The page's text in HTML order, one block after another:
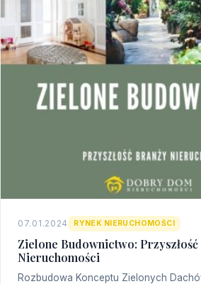
07.01.2024 RYNEK NIERUCHOMOŚCI
Zielone Budownictwo:
Nieruchomości
Rozbudowa Konceptu Zielonych